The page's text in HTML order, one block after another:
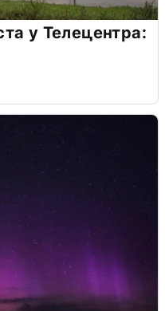
у Телецентра: